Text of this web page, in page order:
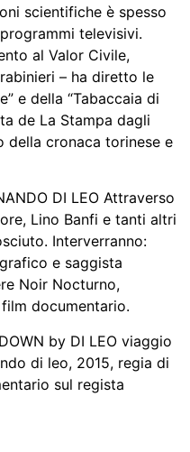
scientifiche è spesso
televisivi.
al Valor Civile,
– ha diretto le
e della “Tabaccaia di
de La Stampa dagli
della cronaca torinese e
DI LEO Attraverso
Lino Banfi e tanti altri
Interverranno:
e saggista
Noir Nocturno,
documentario.
by DI LEO viaggio
di leo, 2015, regia di
sul regista